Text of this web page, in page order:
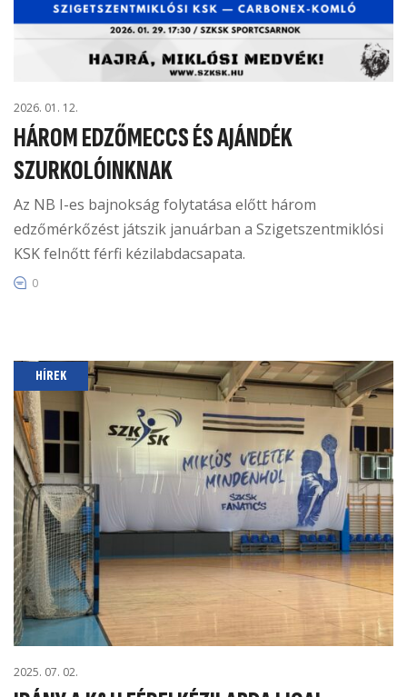
2026. 01. 12.
HÁROM EDZŐMECCS ÉS AJÁNDÉK
SZURKOLÓINKNAK
Az NB I-es bajnokság folytatása előtt három
edzőmérkőzést játszik januárban a Szigetszentmiklósi
KSK felnőtt férfi kézilabdacsapata.
0
HÍREK
2025. 07. 02.